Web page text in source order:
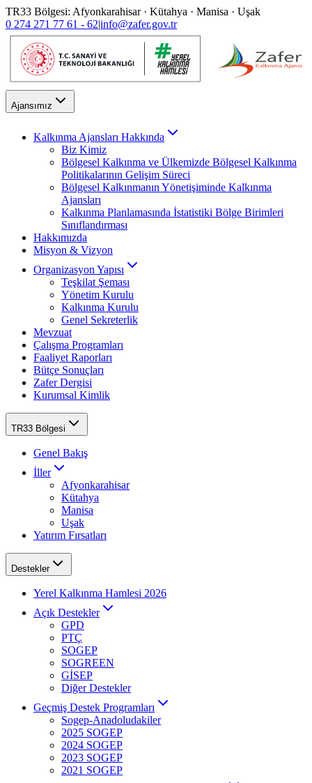
TR33 Bölgesi: Afyonkarahisar · Kütahya · Manisa · Uşak
0 274 271 77 61 - 62|info@zafer.gov.tr
Ajansımız
Kalkınma Ajansları Hakkında
Biz Kimiz
Bölgesel Kalkınma ve Ülkemizde Bölgesel Kalkınma
Politikalarının Gelişim Süreci
Bölgesel Kalkınmanın Yönetişiminde Kalkınma
Ajansları
Kalkınma Planlamasında İstatistiki Bölge Birimleri
Sınıflandırması
Hakkımızda
Misyon & Vizyon
Organizasyon Yapısı
Teşkilat Şeması
Yönetim Kurulu
Kalkınma Kurulu
Genel Sekreterlik
Mevzuat
Çalışma Programları
Faaliyet Raporları
Bütçe Sonuçları
Zafer Dergisi
Kurumsal Kimlik
TR33 Bölgesi
Genel Bakış
İller
Afyonkarahisar
Kütahya
Manisa
Uşak
Yatırım Fırsatları
Destekler
Yerel Kalkınma Hamlesi 2026
Açık Destekler
GPD
PTÇ
SOGEP
SOGREEN
GİSEP
Diğer Destekler
Geçmiş Destek Programları
Sogep-Anadoludakiler
2025 SOGEP
2024 SOGEP
2023 SOGEP
2021 SOGEP